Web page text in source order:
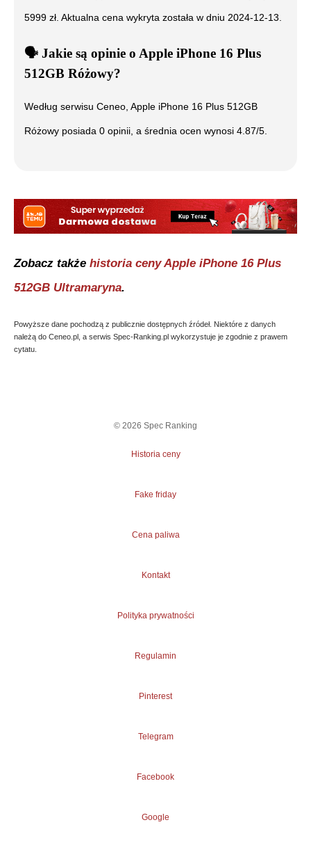
5999 zł. Aktualna cena wykryta została w dniu 2024-12-13.
🗣️ ️ Jakie są opinie o Apple iPhone 16 Plus
512GB Różowy?
Według serwisu Ceneo, Apple iPhone 16 Plus 512GB
Różowy posiada 0 opinii, a średnia ocen wynosi 4.87/5.
Zobacz także historia cenyApple iPhone 16 Plus
512GB Ultramaryna.
Powyższe dane pochodzą z publicznie dostępnych źródeł. Niektóre z danych
należą do Ceneo.pl, a serwis Spec-Ranking.pl wykorzystuje je zgodnie z prawem
cytatu.
© 2026 Spec Ranking
Historia ceny
Fake friday
Cena paliwa
Kontakt
Polityka prywatności
Regulamin
Pinterest
Telegram
Facebook
Google